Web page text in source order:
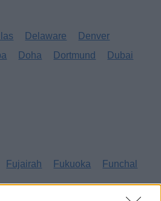
Delaware
Denver
Doha Dortmund Dubai
Fujairah Fukuoka Funchal